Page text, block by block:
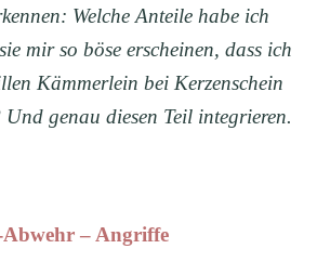
Welche Anteile habe ich
mir so böse erscheinen, dass ich
Kämmerlein bei Kerzenschein
genau diesen Teil integrieren.
– Angriffe